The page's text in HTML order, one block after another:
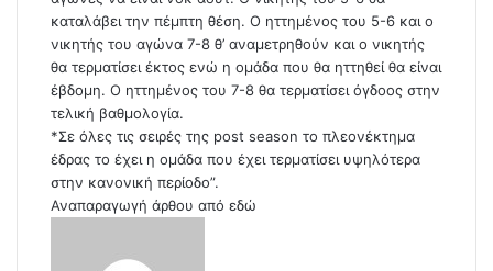
καταλάβει την πέμπτη θέση. Ο ηττημένος του 5-6 και ο
νικητής του αγώνα 7-8 θ’ αναμετρηθούν και ο νικητής
θα τερματίσει έκτος ενώ η ομάδα που θα ηττηθεί θα είναι
έβδομη. Ο ηττημένος του 7-8 θα τερματίσει όγδοος στην
τελική βαθμολογία.
*Σε όλες τις σειρές της post season το πλεονέκτημα
έδρας το έχει η ομάδα που έχει τερματίσει υψηλότερα
στην κανονική περίοδο”.
Αναπαραγωγή άρθου από εδώ